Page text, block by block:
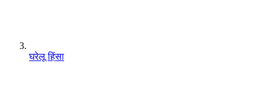
घरेलू हिंसा